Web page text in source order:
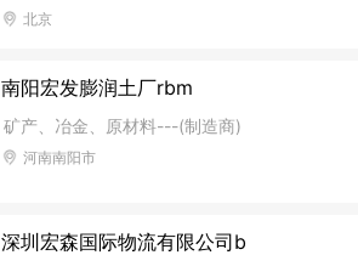
北京
南阳宏发膨润土厂rbm
矿产、冶金、原材料---(制造商)
河南南阳市
深圳宏森国际物流有限公司b